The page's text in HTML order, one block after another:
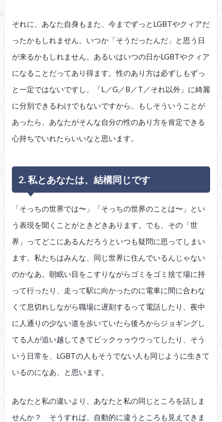
それに、あなた自身もまた、今までずっとLGBTやクィアだ
ったかもしれません。いつか「そうだったんだ」と思う日
が来るかもしれません。あるいはいつの日かLGBTやクィア
になることだってあり得ます。性のあり方は必ずしもずっ
と一定ではないですし、「L／G／B／T／それ以外」に綺麗
に分別できるわけでもないですから。もしそういうことが
あったら、あなたがそんな自分の性のあり方を肯定できる
心持ちでいれたらいいなと思います。
2. 私とあなたは、結構同じです
「そっちの世界では〜」「そっちの世界のことは〜」とい
う表現を聞くことがときどきあります。でも、その「世
界」ってどこにあるんだろうといつも疑問に思ってしまい
ます。私たちはみんな、同じ世界に住んでいるんじゃない
のかなあ。朝眠い目をこすりながらゴミをゴミ捨て場に持
って行ったり、走って駅に向かったのに電車に間に合わな
くて息切れしながら職場に遅刻するって電話したり、夜中
に人通りの少ない道を歩いていたら後ろからジョギングし
てる人が追い越してきてビックゥゥウウってしたり、そう
いう日常を、LGBTの人もそうでない人も同じように生きて
いるのになあ、と思います。
あなたと私の違いより、あなたと私の同じところを話しま
せんか？ そうすれば、自動的に違うところも見えてきま